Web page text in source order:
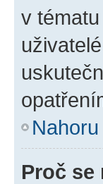
v
Nahoru
Proč